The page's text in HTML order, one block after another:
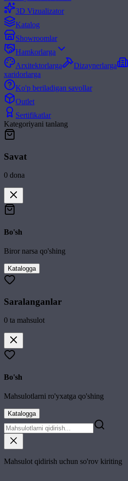
3D Vizualizator
Katalog
Showroomlar
Hamkorlarga
Arxitektorlarga
Dizaynerlarga
xaridorlarga
Ko'p beriladigan savollar
Outlet
Sertifikatlar
Kategoriyani tanlang
Savat
0 dona
Bo'sh
Biror narsa qo'shing
Katalogga
Saralanganlar
0 ta mahsulot
Bo'sh
Mahsulotlarni ro'yxatga qo'shing
Katalogga
Mahsulot qidirish uchun so'rov kiriting